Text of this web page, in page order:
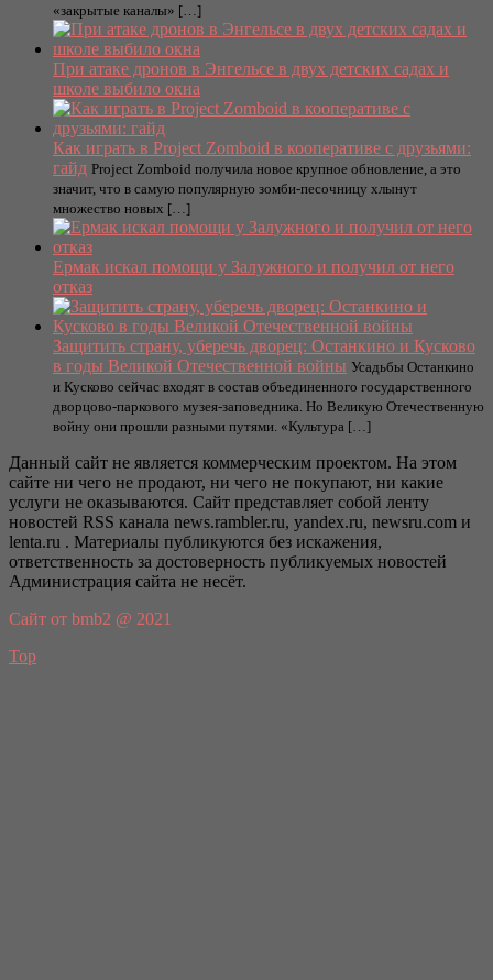
«закрытые каналы» […]
При атаке дронов в Энгельсе в двух детских садах и
школе выбило окна
Как играть в Project Zomboid в кооперативе с друзьями:
гайд Project Zomboid получила новое крупное обновление, а это
значит, что в самую популярную зомби-песочницу хлынут
множество новых […]
Ермак искал помощи у Залужного и получил от него
отказ
Защитить страну, уберечь дворец: Останкино и Кусково
в годы Великой Отечественной войны Усадьбы Останкино
и Кусково сейчас входят в состав объединенного государственного
дворцово-паркового музея-заповедника. Но Великую Отечественную
войну они прошли разными путями. «Культура […]
Данный сайт не является коммерческим проектом. На этом
сайте ни чего не продают, ни чего не покупают, ни какие
услуги не оказываются. Сайт представляет собой ленту
новостей RSS канала news.rambler.ru, yandex.ru, newsru.com и
lenta.ru . Материалы публикуются без искажения,
ответственность за достоверность публикуемых новостей
Администрация сайта не несёт.
Сайт от bmb2 @ 2021
Top